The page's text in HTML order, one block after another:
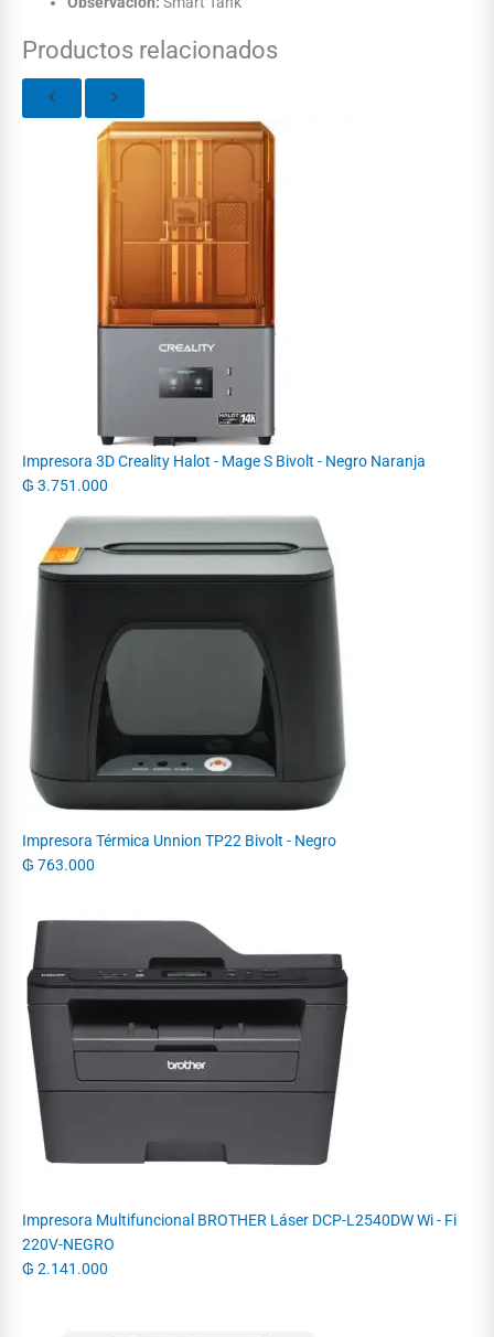
Productos relacionados
Impresora 3D Creality Halot - Mage S Bivolt - Negro Naranja
₲ 3.751.000
Impresora Térmica Unnion TP22 Bivolt - Negro
₲ 763.000
Impresora Multifuncional BROTHER Láser DCP-L2540DW Wi - Fi
220V-NEGRO
₲ 2.141.000